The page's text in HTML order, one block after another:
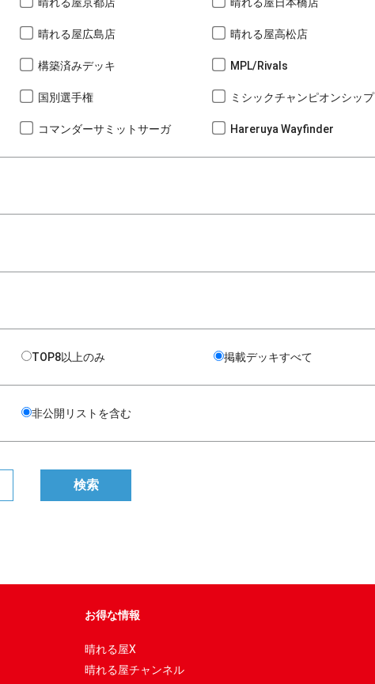
晴れる屋広島店 晴れる屋高松店
構築済みデッキ MPL/Rivals
国別選手権 ミシックチャンピオンシップ
コマンダーサミットサーガ Hareruya Wayfinder
TOP8以上のみ 掲載デッキすべて
非公開リストを含む
お得な情報
晴れる屋X
晴れる屋チャンネル